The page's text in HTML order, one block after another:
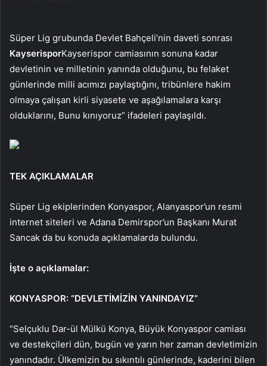
Süper Lig grubunda Devlet Bahçeli’nin daveti sonrası
KayserisporKayserispor camiasının sonuna kadar
devletinin ve milletinin yanında olduğunu, bu felaket
günlerinde milli acımızı paylaştığını, tribünlere hakim
olmaya çalışan kirli siyasete ve aşağılamalara karşı
olduklarını, Bunu kınıyoruz” ifadeleri paylaşıldı.
TEK AÇIKLAMALAR
Süper Lig ekiplerinden Konyaspor, Alanyaspor’un resmi
internet siteleri ve Adana Demirspor’un Başkanı Murat
Sancak da bu konuda açıklamalarda bulundu.
İşte o açıklamalar:
KONYASPOR: “DEVLETİMİZİN YANINDAYIZ”
“Selçuklu Dar-ül Mülkü Konya, Büyük Konyaspor camiası
ve destekçileri dün, bugün ve yarın her zaman devletimizin
yanındadır. Ülkemizin bu sıkıntılı günlerinde, kaderini bilen